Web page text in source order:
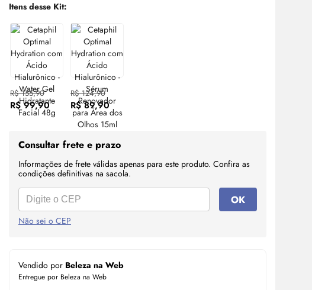
Itens desse Kit:
R$ 155,90
R$ 99,90
R$ 124,90
R$ 89,90
Consultar frete e prazo
Informações de frete válidas apenas para este produto. Confira as
condições definitivas na sacola.
OK
Não sei o CEP
Vendido por Beleza na Web
Entregue por Beleza na Web